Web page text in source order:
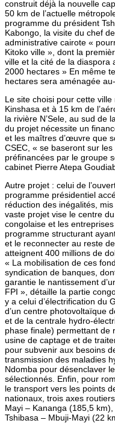
construit déjà la nouvelle
50 km de l’actuelle
programme du président
Kabongo, la visite du chef
administrative cairote «
Kitoko ville », dont la
ville et la cité de la diaspora
2000 hectares » En même
hectares sera aménagée
Le site choisi pour cette
Kinshasa et à 15 km de
la rivière N’Sele, au sud de
du projet nécessite un
et les maîtres d’œuvre que
CSEC, « se baseront sur
préfinancées par le groupe
cabinet Pierre Atepa
Autre projet : celui de
programme présidentiel
réduction des inégalités,
vaste projet vise le centre
congolaise et les
programme structurant
et le reconnecter au reste
atteignent 400 millions de
« La mobilisation de ces
syndication de banques,
garantie le nantissement
FPI », détaille la partie
y a celui d’électrification du
d’un centre photovoltaïque
et de la centrale hydro-
phase finale) permettant de
usine de captage et de
pour subvenir aux besoins
transmission des maladies
Ndomba pour désenclaver
sélectionnés. Enfin, pour
le transport vers les points
nationaux, trois axes
Mayi – Kananga (185,5
Tshibasa – Mbuji-Mayi (22